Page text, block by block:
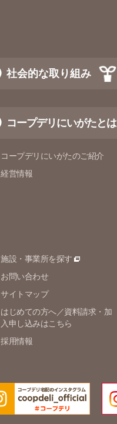
社会的な取り組み
コープデリにいがたとは
コープデリにいがたのご紹介
経営情報
施設・事業所を探す
お問い合わせ
サイトマップ
はじめての方へ／資料請求・加
入申し込みはこちら
採用情報